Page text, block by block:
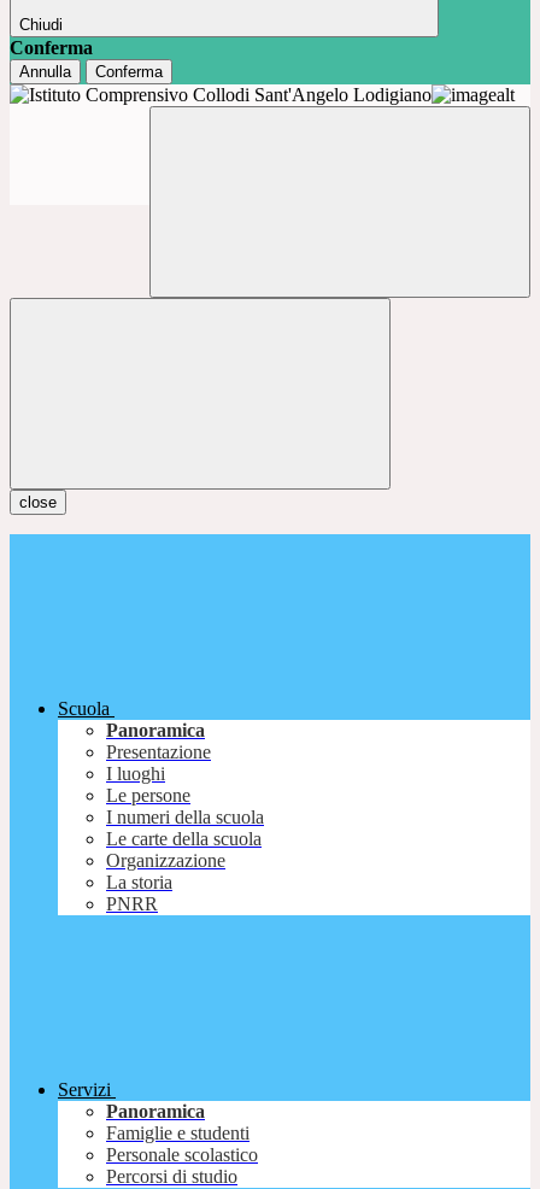
Chiudi
Conferma
Annulla Conferma
close
Scuola
Panoramica
Presentazione
I luoghi
Le persone
I numeri della scuola
Le carte della scuola
Organizzazione
La storia
PNRR
Servizi
Panoramica
Famiglie e studenti
Personale scolastico
Percorsi di studio